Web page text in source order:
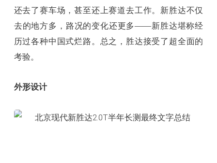
还去了赛车场，甚至还上赛道去工作。新胜达不仅
去的地方多，路况的变化还更多——新胜达堪称经
历过各种中国式烂路。总之，胜达接受了超全面的
考验。
外形设计